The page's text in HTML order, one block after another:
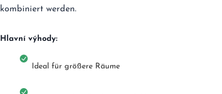
kombiniert werden.
Hlavní výhody:
Ideal für größere Räume